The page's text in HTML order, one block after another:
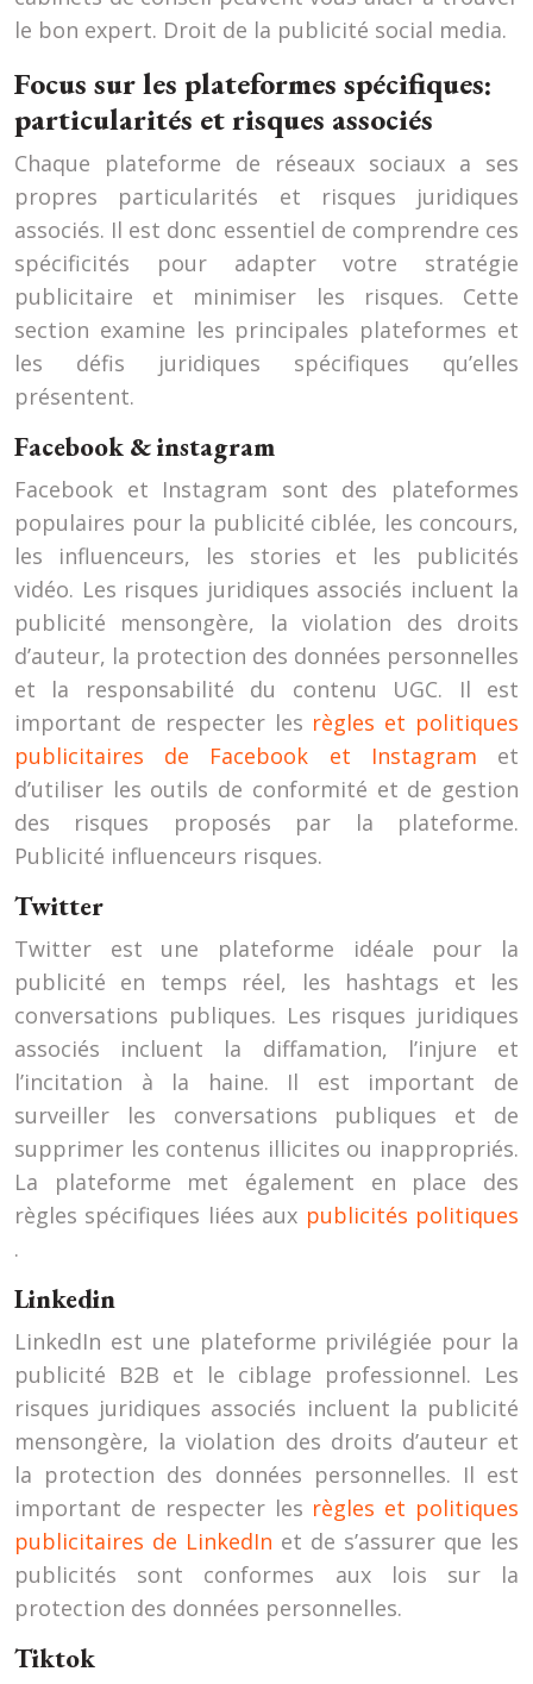
le bon expert. Droit de la publicité social media.
Focus sur les plateformes spécifiques:
particularités et risques associés
Chaque plateforme de réseaux sociaux a ses
propres particularités et risques juridiques
associés. Il est donc essentiel de comprendre ces
spécificités pour adapter votre stratégie
publicitaire et minimiser les risques. Cette
section examine les principales plateformes et
les défis juridiques spécifiques qu’elles
présentent.
Facebook & instagram
Facebook et Instagram sont des plateformes
populaires pour la publicité ciblée, les concours,
les influenceurs, les stories et les publicités
vidéo. Les risques juridiques associés incluent la
publicité mensongère, la violation des droits
d’auteur, la protection des données personnelles
et la responsabilité du contenu UGC. Il est
important de respecter les règles et politiques
publicitaires de Facebook et Instagram et
d’utiliser les outils de conformité et de gestion
des risques proposés par la plateforme.
Publicité influenceurs risques.
Twitter
Twitter est une plateforme idéale pour la
publicité en temps réel, les hashtags et les
conversations publiques. Les risques juridiques
associés incluent la diffamation, l’injure et
l’incitation à la haine. Il est important de
surveiller les conversations publiques et de
supprimer les contenus illicites ou inappropriés.
La plateforme met également en place des
règles spécifiques liées aux publicités politiques
.
Linkedin
LinkedIn est une plateforme privilégiée pour la
publicité B2B et le ciblage professionnel. Les
risques juridiques associés incluent la publicité
mensongère, la violation des droits d’auteur et
la protection des données personnelles. Il est
important de respecter les règles et politiques
publicitaires de LinkedIn et de s’assurer que les
publicités sont conformes aux lois sur la
protection des données personnelles.
Tiktok